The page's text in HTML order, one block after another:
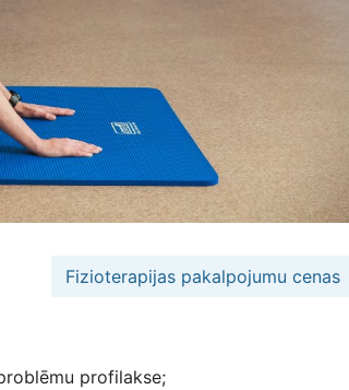
Fizioterapijas pakalpojumu cenas
profilakse;